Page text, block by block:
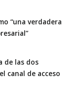
“una verdadera
de las dos
canal de acceso